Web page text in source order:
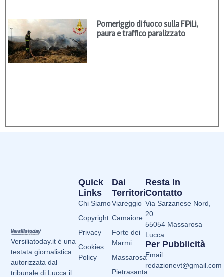
Pomeriggio di fuoco sulla FiPiLi,
paura e traffico paralizzato
Versiliatoday.it è una
testata giornalistica
autorizzata dal
tribunale di Lucca il
Dai
Territori
Viareggio
Camaiore
Forte dei
Marmi
Massarosa
Pietrasanta
Quick
Links
Chi Siamo
Copyright
Privacy
Cookies
Policy
Resta In
Contatto
Via Sarzanese Nord,
20
55054 Massarosa
Lucca
Per Pubblicità
Email:
redazionevt@gmail.com